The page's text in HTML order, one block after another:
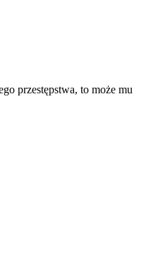
przestępstwa, to może mu